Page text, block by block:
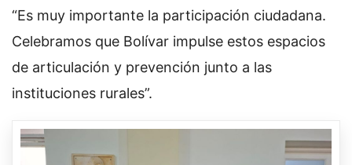
“Es muy importante la participación ciudadana.
Celebramos que Bolívar impulse estos espacios
de articulación y prevención junto a las
instituciones rurales”.